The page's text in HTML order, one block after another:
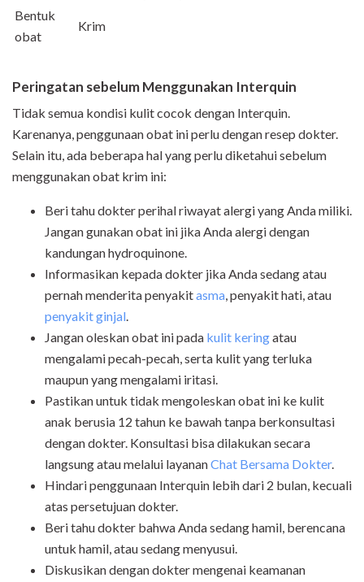
Bentuk
obat
Krim
Peringatan sebelum Menggunakan Interquin
Tidak semua kondisi kulit cocok dengan Interquin.
Karenanya, penggunaan obat ini perlu dengan resep dokter.
Selain itu, ada beberapa hal yang perlu diketahui sebelum
menggunakan obat krim ini:
Beri tahu dokter perihal riwayat alergi yang Anda miliki.
Jangan gunakan obat ini jika Anda alergi dengan
kandungan hydroquinone.
Informasikan kepada dokter jika Anda sedang atau
pernah menderita penyakitasma, penyakit hati, atau
penyakit ginjal.
Jangan oleskan obat ini pada kulit keringatau
mengalami pecah-pecah, serta kulit yang terluka
maupun yang mengalami iritasi.
Pastikan untuk tidak mengoleskan obat ini ke kulit
anak berusia 12 tahun ke bawah tanpa berkonsultasi
dengan dokter. Konsultasi bisa dilakukan secara
langsung atau melalui layananChat Bersama Dokter.
Hindari penggunaan Interquin lebih dari 2 bulan, kecuali
atas persetujuan dokter.
Beri tahu dokter bahwa Anda sedang hamil, berencana
untuk hamil, atau sedang menyusui.
Diskusikan dengan dokter mengenai keamanan